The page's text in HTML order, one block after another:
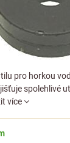
pro horkou
spolehlivé
více